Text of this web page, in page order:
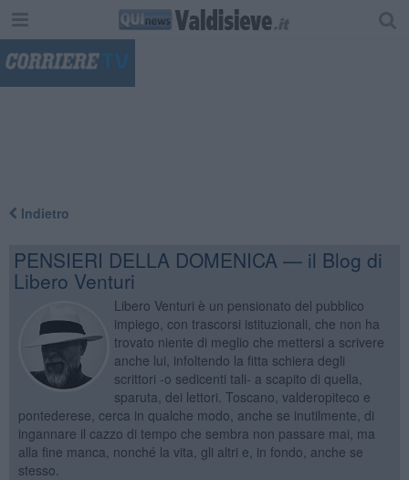
Indietro
PENSIERI DELLA DOMENICA — il Blog di
Libero Venturi
Libero Venturi è un pensionato del pubblico
impiego, con trascorsi istituzionali, che non ha
trovato niente di meglio che mettersi a scrivere
anche lui, infoltendo la fitta schiera degli
scrittori -o sedicenti tali- a scapito di quella,
sparuta, dei lettori. Toscano, valderopiteco e
pontederese, cerca in qualche modo, anche se inutilmente, di
ingannare il cazzo di tempo che sembra non passare mai, ma
alla fine manca, nonché la vita, gli altri e, in fondo, anche se
stesso.